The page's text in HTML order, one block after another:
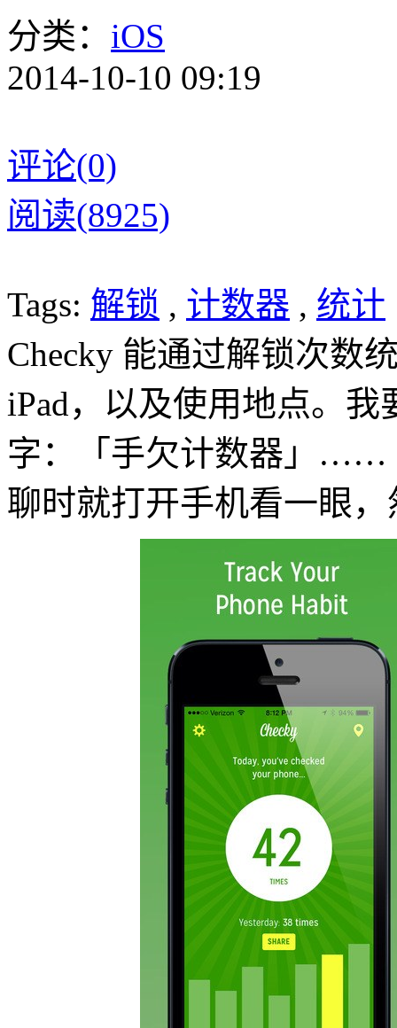
分类： iOS
2014-10-10 09:19
评论(0)
阅读(8925)
Tags: 解锁 , 计数器 , 统计
Checky 能通过解锁次数
iPad，以及使用地点。
字：「手欠计数器」……
聊时就打开手机看一眼